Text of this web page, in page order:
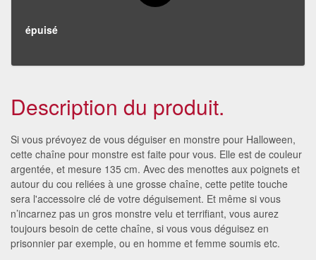
épuisé
Description du produit.
Si vous prévoyez de vous déguiser en monstre pour Halloween,
cette chaîne pour monstre est faite pour vous. Elle est de couleur
argentée, et mesure 135 cm. Avec des menottes aux poignets et
autour du cou reliées à une grosse chaîne, cette petite touche
sera l'accessoire clé de votre déguisement. Et même si vous
n’incarnez pas un gros monstre velu et terrifiant, vous aurez
toujours besoin de cette chaîne, si vous vous déguisez en
prisonnier par exemple, ou en homme et femme soumis etc.